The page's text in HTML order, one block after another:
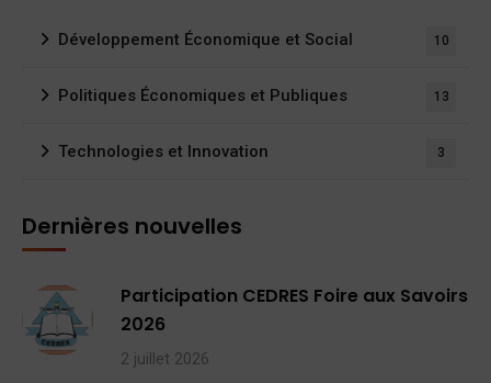
Développement Économique et Social 10
Politiques Économiques et Publiques 13
Technologies et Innovation 3
Dernières nouvelles
Participation CEDRES Foire aux Savoirs
2026
2 juillet 2026